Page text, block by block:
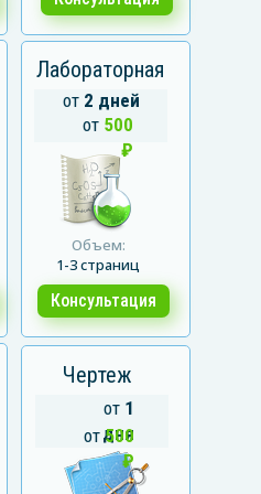
Лабораторная
Объем:
1-3 страниц
Консультация
Чертеж
от 2 дней
от 500
₽
от 1
дня
от500
₽